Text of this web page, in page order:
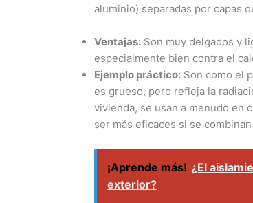
aluminio) separadas por capas
Ventajas: Son muy delgados y
especialmente bien contra el
Ejemplo práctico: Son como el
es grueso, pero refleja la
vivienda, se usan a menudo en
ser más eficaces si se
¡Aprende más! ¿El
exterior?